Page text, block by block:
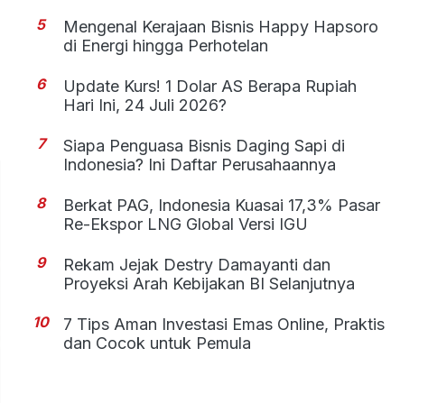
5
Mengenal Kerajaan Bisnis Happy Hapsoro
di Energi hingga Perhotelan
6
Update Kurs! 1 Dolar AS Berapa Rupiah
Hari Ini, 24 Juli 2026?
7
Siapa Penguasa Bisnis Daging Sapi di
Indonesia? Ini Daftar Perusahaannya
8
Berkat PAG, Indonesia Kuasai 17,3% Pasar
Re-Ekspor LNG Global Versi IGU
9
Rekam Jejak Destry Damayanti dan
Proyeksi Arah Kebijakan BI Selanjutnya
10
7 Tips Aman Investasi Emas Online, Praktis
dan Cocok untuk Pemula